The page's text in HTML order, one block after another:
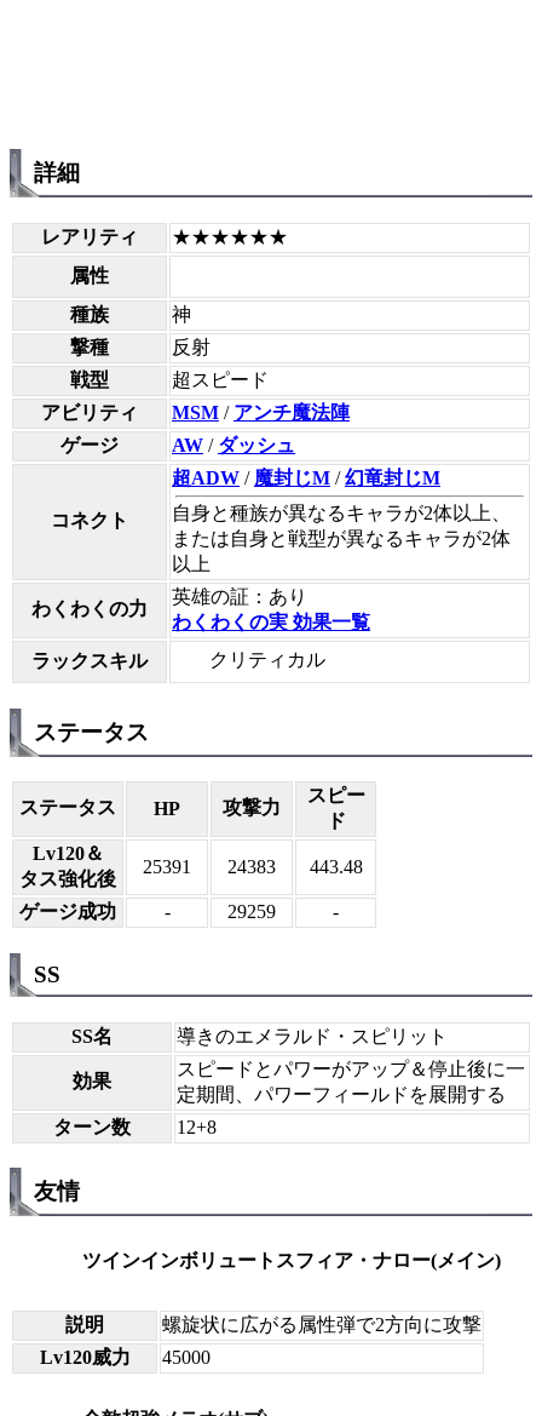
詳細
レアリティ
★★★★★★
属性
種族
神
撃種
反射
戦型
超スピード
アビリティ
MSM / アンチ魔法陣
ゲージ
AW / ダッシュ
コネクト
超ADW / 魔封じM /幻竜封じM
自身と種族が異なるキャラが2体以上、
または自身と戦型が異なるキャラが2体
以上
わくわくの力
英雄の証：あり
わくわくの実 効果一覧
ラックスキル
クリティカル
ステータス
ステータス HP 攻撃力
スピー
ド
Lv120＆
タス強化後
25391 24383 443.48
ゲージ成功 - 29259 -
SS
SS名 導きのエメラルド・スピリット
効果
スピードとパワーがアップ＆停止後に一
定期間、パワーフィールドを展開する
ターン数
12+8
友情
ツインインボリュートスフィア・ナロー(メイン)
説明
螺旋状に広がる属性弾で2方向に攻撃
Lv120威力
45000